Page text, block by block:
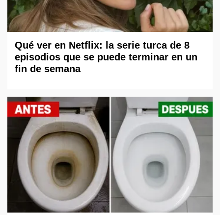
Qué ver en Netflix: la serie turca de 8
episodios que se puede terminar en un
fin de semana